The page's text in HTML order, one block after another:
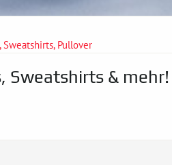
Sweatshirts, Pullover
Sweatshirts & mehr!